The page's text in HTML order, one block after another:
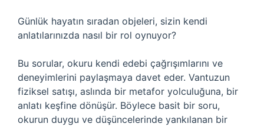
Günlük hayatın sıradan objeleri, sizin kendi
anlatılarınızda nasıl bir rol oynuyor?
Bu sorular, okuru kendi edebi çağrışımlarını ve
deneyimlerini paylaşmaya davet eder. Vantuzun
fiziksel satışı, aslında bir metafor yolculuğuna, bir
anlatı keşfine dönüşür. Böylece basit bir soru,
okurun duygu ve düşüncelerinde yankılanan bir